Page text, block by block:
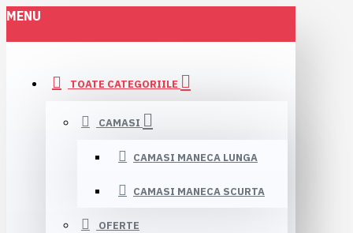
MENU
TOATE CATEGORIILE
CAMASI
CAMASI MANECA LUNGA
CAMASI MANECA SCURTA
OFERTE